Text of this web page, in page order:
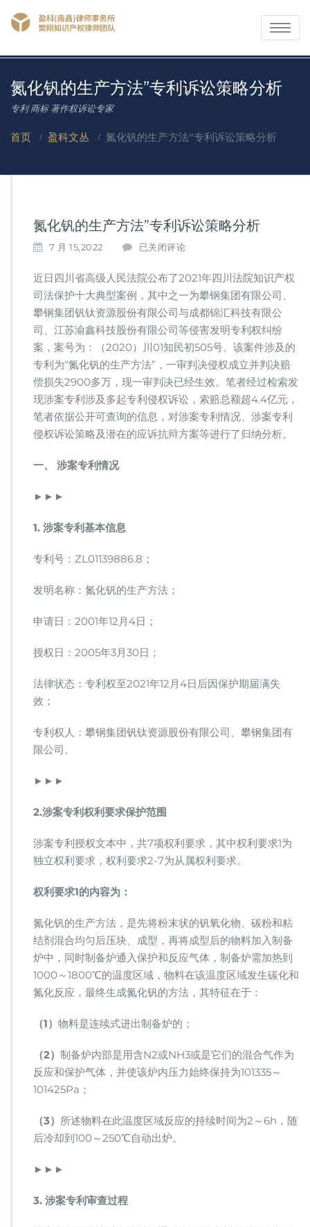
Toggle
氮化钒的生产方法”专利诉讼策略分析
专利 商标 著作权诉讼专家
首页 / 盈科文丛 / 氮化钒的生产方法”专利诉讼策略分析
氮化钒的生产方法”专利诉讼策略分析
7 月 15,2022
氮
钒
的
生
产
方
法”
专
利
诉
讼
策
略
分
已关闭评论
近日四川省高级人民法院公布了2021年四川法院知识产权
司法保护十大典型案例，其中之一为攀钢集团有限公司、
攀钢集团钒钛资源股份有限公司与成都锦汇科技有限公
司、江苏渝鑫科技股份有限公司等侵害发明专利权纠纷
案，案号为：（2020）川01知民初505号。该案件涉及的
专利为“氮化钒的生产方法”，一审判决侵权成立并判决赔
偿损失2900多万，现一审判决已经生效。笔者经过检索发
现涉案专利涉及多起专利侵权诉讼，索赔总额超4.4亿元，
笔者依据公开可查询的信息，对涉案专利情况、涉案专利
侵权诉讼策略及潜在的应诉抗辩方案等进行了归纳分析。
一、 涉案专利情况
►►►
1. 涉案专利基本信息
专利号：ZL01139886.8；
发明名称：氮化钒的生产方法；
申请日：2001年12月4日；
授权日：2005年3月30日；
法律状态：专利权至2021年12月4日后因保护期届满失
效；
专利权人：攀钢集团钒钛资源股份有限公司、攀钢集团有
限公司。
►►►
2.涉案专利权利要求保护范围
涉案专利授权文本中，共7项权利要求，其中权利要求1为
独立权利要求，权利要求2-7为从属权利要求。
权利要求1的内容为：
氮化钒的生产方法，是先将粉末状的钒氧化物、碳粉和粘
结剂混合均匀后压块、成型，再将成型后的物料加入制备
炉中，同时制备炉通入保护和反应气体，制备炉需加热到
1000～1800℃的温度区域，物料在该温度区域发生碳化和
氮化反应，最终生成氮化钒的方法，其特征在于：
（1） 物料是连续式进出制备炉的；
（2） 制备炉内部是用含N2或NH3或是它们的混合气作为
反应和保护气体，并使该炉内压力始终保持为101335～
101425Pa；
（3） 所述物料在此温度区域反应的持续时间为2～6h，随
后冷却到100～250℃自动出炉。
►►►
3. 涉案专利审查过程